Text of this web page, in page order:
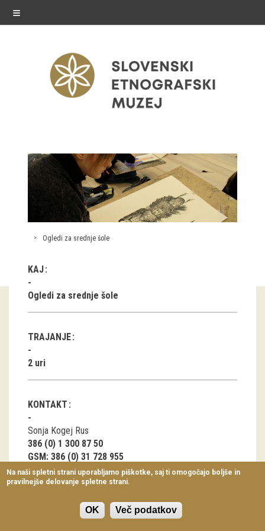
≡
razstave
Stalne razstave
Občasne razstave
Virtualni sprehodi
Razstavni projekti
Arhiv razstav
dogodki
Koledar dogodkov
Prireditve
Predavanja
Delavnice
Vodeni ogledi
Ogledi za srednje šole
KAJ
Ogledi za srednje šole
TRAJANJE
2 uri
KONTAKT
Sonja Kogej Rus
386 (0) 1 300 87 50
GSM: 386 (0) 31 728 955
sonja.kogej-rus@etno-muzej.si
Katarina Nahtigal
katarina.nahtigal@etno-muzej.si
Na naši spletni strani uporabljamo piškotke, saj ti omogočajo boljše in
pravilnejše delovanje spletne strani.
OK Več podatkov